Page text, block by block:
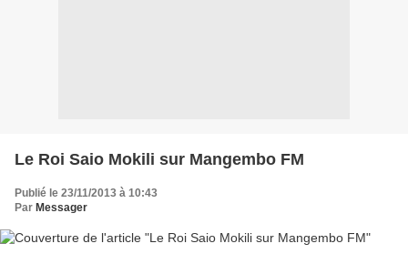
Le Roi Saio Mokili sur Mangembo FM
Publié le 23/11/2013 à 10:43
Par Messager